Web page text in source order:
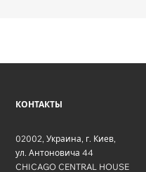
КОНТАКТЫ
02002,Украина, г. Киев,
ул. Антоновича 44
CHICAGO CENTRAL HOUSE